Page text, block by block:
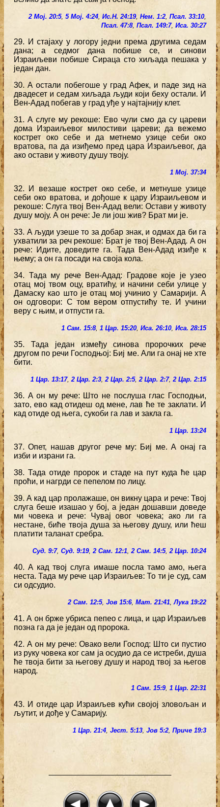
2 Мој. 20:5, 5 Мој. 4:24, Ис.Н. 24:19, Нем. 1:2, Псал. 33:10,
Псал. 47:8, Псал. 149:7, Иса. 30:27
29. И стајаху у логору једни према другима седам
дана; а седмог дана побише се, и синови
Израиљеви побише Сираца сто хиљада пешака у
један дан.
30. А остали побегоше у град Афек, и паде зид на
двадесет и седам хиљада људи који беху остали. И
Вен-Адад побегав у град уђе у најтајнију клет.
31. А слуге му рекоше: Ево чули смо да су цареви
дома Израиљевог милостиви цареви; да вежемо
кострет око себе и да метнемо узице себи око
вратова, па да изиђемо пред цара Израиљевог, да
ако остави у животу душу твоју.
1 Мој. 37:34
32. И везаше кострет око себе, и метнуше узице
себи око вратова, и дођоше к цару Израиљевом и
рекоше: Слуга твој Вен-Адад вели: Остави у животу
душу моју. А он рече: Је ли још жив? Брат ми је.
33. А људи узеше то за добар знак, и одмах да би га
ухватили за реч рекоше: Брат је твој Вен-Адад. А он
рече: Идите, доведите га. Тада Вен-Адад изиђе к
њему; а он га посади на своја кола.
34. Тада му рече Вен-Адад: Градове које је узео
отац мој твом оцу, вратићу, и начини себи улице у
Дамаску као што је отац мој учинио у Самарији. А
он одговори: С том вером отпустићу те. И учини
веру с њим, и отпусти га.
1 Сам. 15:8, 1 Цар. 15:20, Иса. 26:10, Иса. 28:15
35. Тада један између синова пророчких рече
другом по речи Господњој: Биј ме. Али га онај не хте
бити.
1 Цар. 13:17,2 Цар. 2:3,2 Цар. 2:5,2 Цар. 2:7,2 Цар. 2:15
36. А он му рече: Што не послуша глас Господњи,
зато, ево кад отидеш од мене, лав ће те заклати. И
кад отиде од њега, сукоби га лав и закла га.
1 Цар. 13:24
37. Опет, нашав другог рече му: Биј ме. А онај га
изби и израни га.
38. Тада отиде пророк и стаде на пут куда ће цар
проћи, и нагрди се пепелом по лицу.
39. А кад цар пролажаше, он викну цара и рече: Твој
слуга беше изашао у бој, а један дошавши доведе
ми човека и рече: Чувај овог човека; ако ли га
нестане, биће твоја душа за његову душу, или ћеш
платити таланат сребра.
Суд. 9:7, Суд. 9:19,2 Сам. 12:1,2 Сам. 14:5,2 Цар. 10:24
40. А кад твој слуга имаше посла тамо амо, њега
неста. Тада му рече цар Израиљев: То ти је суд, сам
си одсудио.
2 Сам. 12:5, Јов 15:6, Мат. 21:41,Лука 19:22
41. А он брже убриса пепео с лица, и цар Израиљев
позна га да је један од пророка.
42. А он му рече: Овако вели Господ: Што си пустио
из руку човека ког сам ја осудио да се истреби, душа
ће твоја бити за његову душу и народ твој за његов
народ.
1 Сам. 15:9, 1 Цар. 22:31
43. И отиде цар Израиљев кући својој зловољан и
љутит, и дође у Самарију.
1 Цар. 21:4, Јест. 5:13, Јов 5:2, Приче 19:3